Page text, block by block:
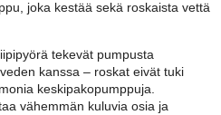
joka kestää sekä roskaista vettä
tekevät pumpusta
kanssa – roskat eivät tuki
keskipakopumppuja.
vähemmän kuluvia osia ja